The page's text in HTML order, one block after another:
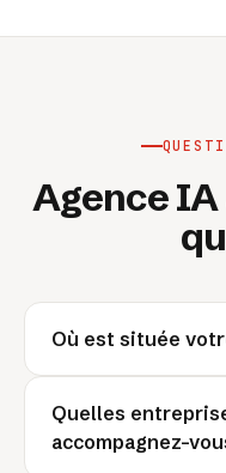
Agence
Où est située
Quelles
accompagnez-